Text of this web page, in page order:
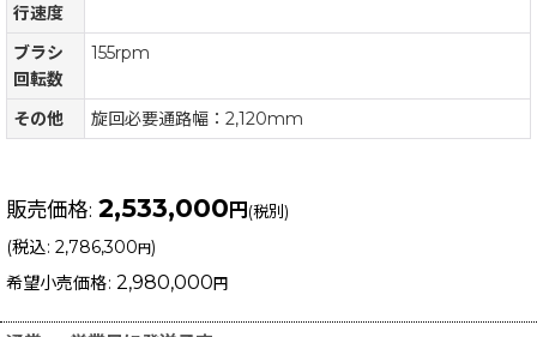
行速度
ブラシ
回転数
155rpm
その他 旋回必要通路幅：2,120mm
販売価格: 2,533,000円(税別)
(税込: 2,786,300円)
希望小売価格: 2,980,000円